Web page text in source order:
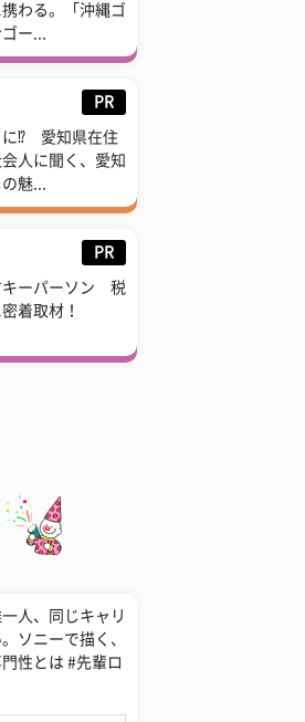
わる。「沖縄ゴ
ー...
PR
に⁉ 愛知県在住
人に聞く、愛知
魅...
PR
キーパーソン 税
着取材！
一人、同じキャリ
ソニーで描く、
性とは #先輩ロ